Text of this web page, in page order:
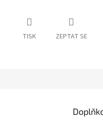
TISK ZEPTAT SE